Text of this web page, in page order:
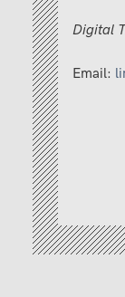
Digital
Email: